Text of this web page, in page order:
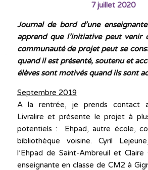
7 juillet 2020
Journal de bord d’une
apprend que l’initiative peut venir
communauté de projet peut se
quand il est présenté, soutenu et
élèves sont motivés quand ils sont
Septembre 2019
A la rentrée, je prends contact
Livralire et présente le projet à
potentiels : Ehpad, autre école,
bibliothèque voisine. Cyril
l’Ehpad de Saint-Ambreuil et Claire
enseignante en classe de CM2 à